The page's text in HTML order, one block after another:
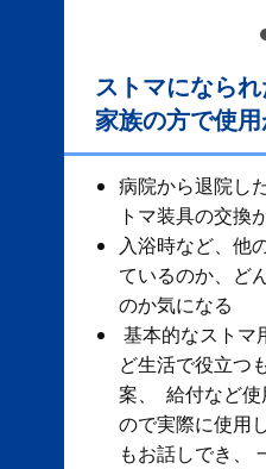
ストマになら
家族の方で使
病院から退院し
トマ装具の交換
入浴時など、他
ているのか、ど
のか気になる
基本的なストマ
ど生活で役立つ
案、 給付など使
ので実際に使用
もお話しでき、